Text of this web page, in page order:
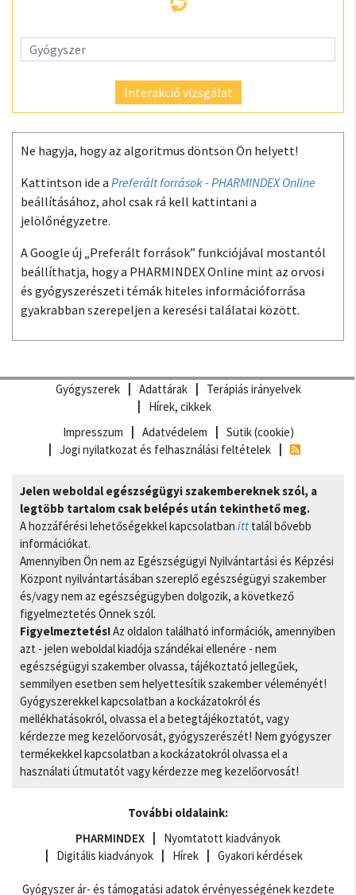
Interakció vizsgálat
Ne hagyja, hogy az algoritmus döntsön Ön helyett!
Kattintson ide a Preferált források - PHARMINDEX Online
beállításához, ahol csak rá kell kattintani a
jelölőnégyzetre.
A Google új „Preferált források” funkciójával mostantól
beállíthatja, hogy a PHARMINDEX Online mint az orvosi
és gyógyszerészeti témák hiteles információforrása
gyakrabban szerepeljen a keresési találatai között.
Gyógyszerek Adattárak
Terápiás irányelvek
Hírek, cikkek
Impresszum
Adatvédelem
Sütik (cookie)
Jogi nyilatkozat és felhasználási feltételek
Jelen weboldal egészségügyi szakembereknek szól, a
legtöbb tartalom csak belépés után tekinthető meg.
A hozzáférési lehetőségekkel kapcsolatban itt talál bővebb
információkat.
Amennyiben Ön nem az Egészségügyi Nyilvántartási és Képzési
Központ nyilvántartásában szereplő egészségügyi szakember
és/vagy nem az egészségügyben dolgozik, a következő
figyelmeztetés Önnek szól.
Figyelmeztetés!Az oldalon található információk, amennyiben
azt - jelen weboldal kiadója szándékai ellenére - nem
egészségügyi szakember olvassa, tájékoztató jellegűek,
semmilyen esetben sem helyettesítik szakember véleményét!
Gyógyszerekkel kapcsolatban a kockázatokról és
mellékhatásokról, olvassa el a betegtájékoztatót, vagy
kérdezze meg kezelőorvosát, gyógyszerészét! Nem gyógyszer
termékekkel kapcsolatban a kockázatokról olvassa el a
használati útmutatót vagy kérdezze meg kezelőorvosát!
További oldalaink:
PHARMINDEX
Nyomtatott kiadványok
Digitális kiadványok
Hírek Gyakori kérdések
Gyógyszer ár- és támogatási adatok érvényességének kezdete